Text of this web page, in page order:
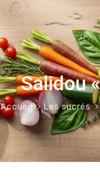
Salidou
Accueil Les sucrés